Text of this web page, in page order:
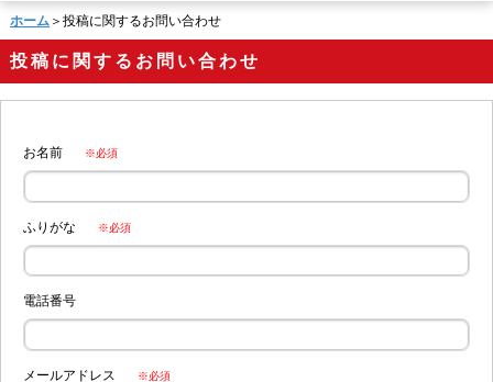
ホーム＞投稿に関するお問い合わせ
投稿に関するお問い合わせ
お名前 ※必須
ふりがな ※必須
電話番号
メールアドレス ※必須